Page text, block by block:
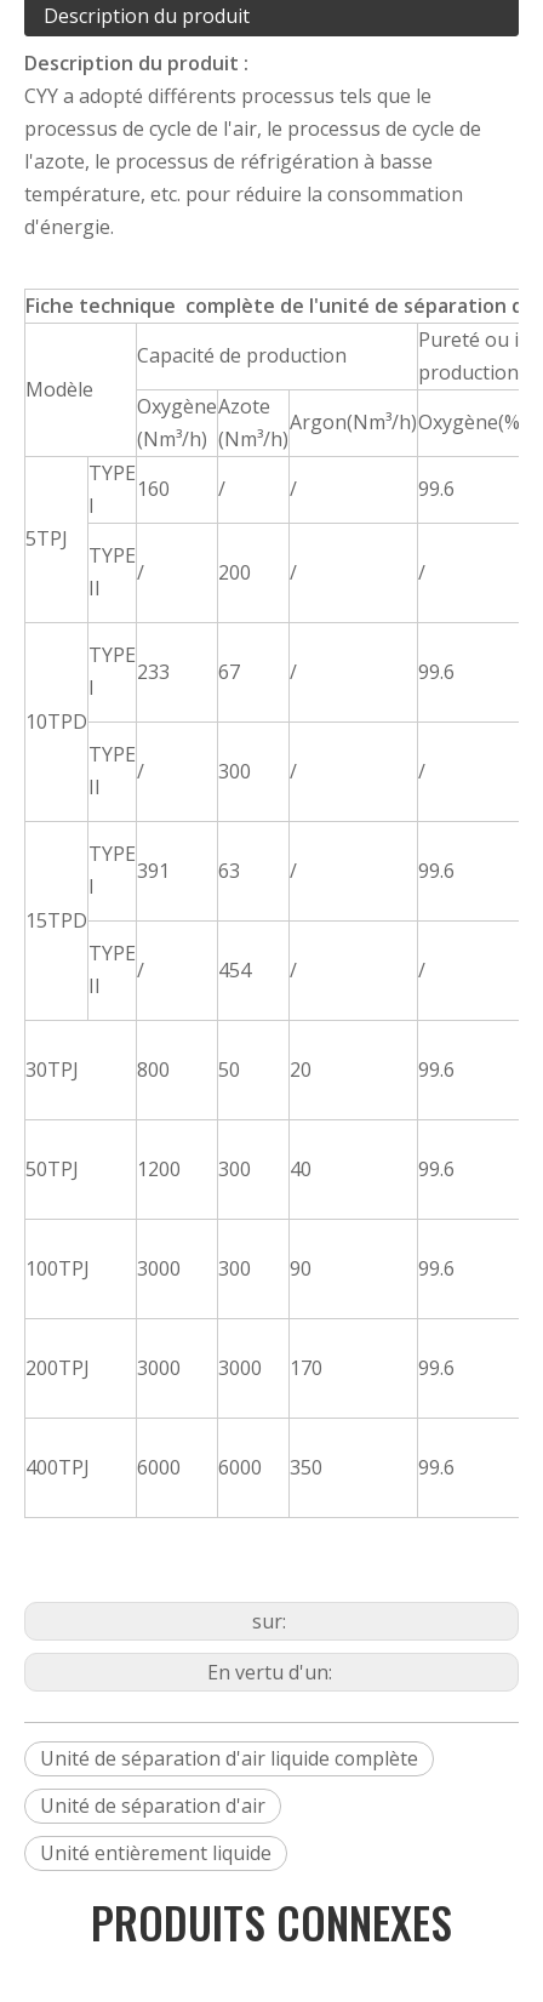
Description du produit
Description du produit :
CYY a adopté différents processus tels que le
processus de cycle de l'air, le processus de cycle de
l'azote, le processus de réfrigération à basse
température, etc. pour réduire la consommation
d'énergie.
Fiche technique complète de l'unité de séparation
Modèle
Capacité de production
Pureté ou
production
Oxygène
(Nm³/h)
Azote
(Nm³/h)
Argon(Nm³/h)Oxygène(%)
5TPJ
TYPE
l
160 / / 99.6
TYPE
II
/ 200 / /
10TPD
TYPE
l
233 67 / 99.6
TYPE
II
/ 300 / /
15TPD
TYPE
l
391 63 / 99.6
TYPE
II
/ 454 / /
30TPJ 800 50 20 99.6
50TPJ 1200 300 40 99.6
100TPJ 3000 300 90 99.6
200TPJ 3000 3000 170 99.6
400TPJ 6000 6000 350 99.6
sur:
En vertu d'un:
Unité de séparation d'air liquide complète
Unité de séparation d'air
Unité entièrement liquide
PRODUITS CONNEXES